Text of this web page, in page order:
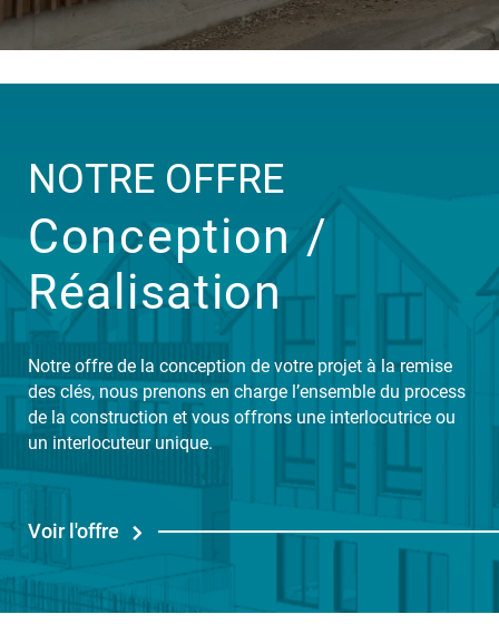
NOTRE OFFRE
Conception /
Réalisation
Notre offre de la conception de votre projet à la remise
des clés, nous prenons en charge l’ensemble du process
de la construction et vous offrons une interlocutrice ou
un interlocuteur unique.
Voir l'offre